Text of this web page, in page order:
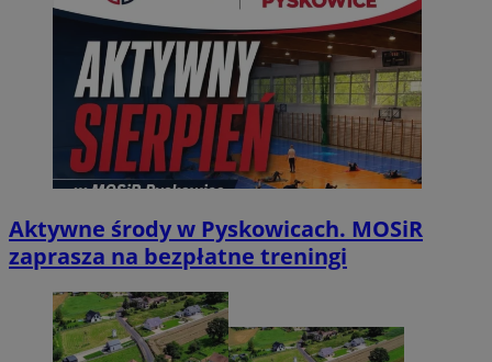
Aktywne środy w Pyskowicach. MOSiR
zaprasza na bezpłatne treningi